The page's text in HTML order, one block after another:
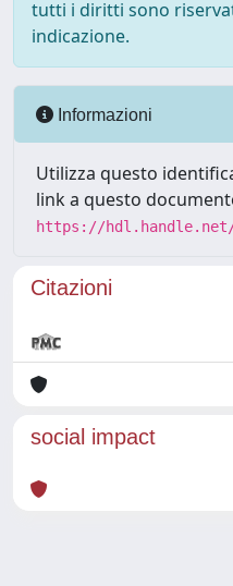
tutti i diritti sono
indicazione.
Informazioni
Utilizza questo
link a questo
https://hdl.handle.net/
Citazioni
social impact